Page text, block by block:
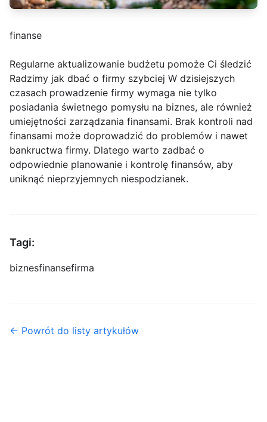
finanse
Regularne aktualizowanie budżetu pomoże Ci śledzić
Radzimy jak dbać o firmy szybciej W dzisiejszych
czasach prowadzenie firmy wymaga nie tylko
posiadania świetnego pomysłu na biznes, ale również
umiejętności zarządzania finansami. Brak kontroli nad
finansami może doprowadzić do problemów i nawet
bankructwa firmy. Dlatego warto zadbać o
odpowiednie planowanie i kontrolę finansów, aby
uniknąć nieprzyjemnych niespodzianek.
Tagi:
biznesfinansefirma
← Powrót do listy artykułów